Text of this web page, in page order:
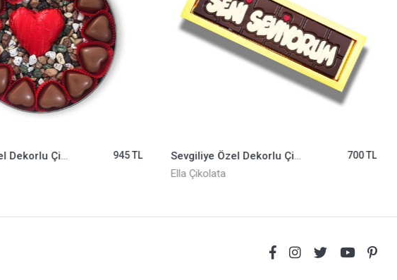
Sevgiliye Özel Dekorlu Çikolata ELLA0001244
945 TL
Sevgiliye Özel Dekorlu Çikolata ELLA0001196
Ella Çikolata
700 TL